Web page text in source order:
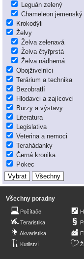
Leguán zelený
Chameleon jemenský
Krokodýli
Želvy
Želva zelenavá
Želva čtyřprstá
Želva nádherná
Obojživelníci
Terárium a technika
Bezobratlí
Hlodavci a zajícovci
Burzy a výstavy
Literatura
Legislativa
Veterina a nemoci
Terahádanky
Černá kronika
Pokec
Všechny poradny
Počítače
Teraristika
Akvaristika
Kutilství